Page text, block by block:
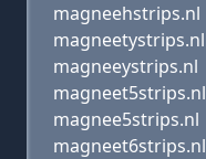
magneehstrips.nl
magneetystrips.nl
magneeystrips.nl
magneet5strips.nl
magnee5strips.nl
magneet6strips.nl